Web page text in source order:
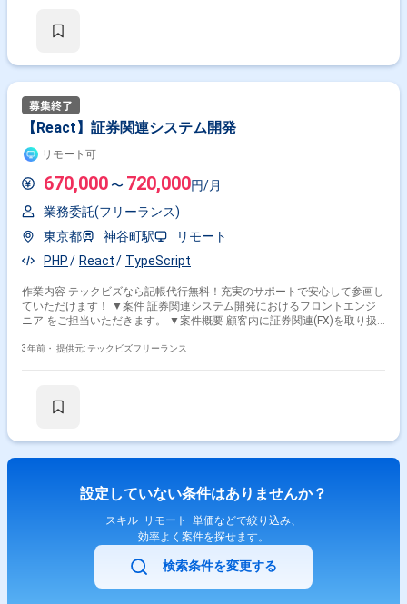
【React】証券関連システム開発
リモート可
670,000 〜 720,000円/月
業務委託(フリーランス)
東京都
神谷町駅
リモート
PHP
React TypeScript
作業内容 テックビズなら記帳代行無料！充実のサポートで安心して参画し
ていただけます！ ▼案件 証券関連システム開発におけるフロントエンジ
ニア をご担当いただきます。 ▼案件概要 顧客内に証券関連(FX)を取り扱
面開発、改修等をお任せします! チーム規模は5-6名程度となっており今回
件となります。 ▼勤務地 ・リモート可/神谷町駅 立ち上がりまでは出社、
3年前・ 提供元: テックビズフリーランス
設定していない条件はありませんか？
スキル･リモート･単価などで絞り込み、
効率よく案件を探せます。
検索条件を変更する